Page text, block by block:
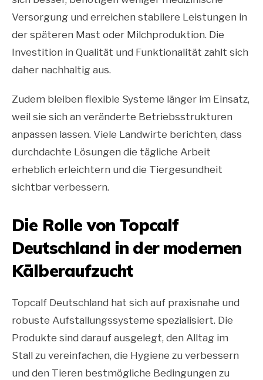
Versorgung und erreichen stabilere Leistungen in
der späteren Mast oder Milchproduktion. Die
Investition in Qualität und Funktionalität zahlt sich
daher nachhaltig aus.
Zudem bleiben flexible Systeme länger im Einsatz,
weil sie sich an veränderte Betriebsstrukturen
anpassen lassen. Viele Landwirte berichten, dass
durchdachte Lösungen die tägliche Arbeit
erheblich erleichtern und die Tiergesundheit
sichtbar verbessern.
Die Rolle von Topcalf
Deutschland in der modernen
Kälberaufzucht
Topcalf Deutschland hat sich auf praxisnahe und
robuste Aufstallungssysteme spezialisiert. Die
Produkte sind darauf ausgelegt, den Alltag im
Stall zu vereinfachen, die Hygiene zu verbessern
und den Tieren bestmögliche Bedingungen zu